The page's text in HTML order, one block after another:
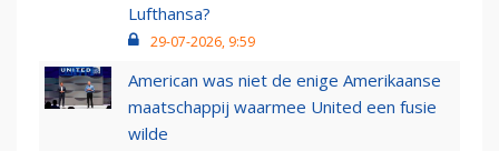
Lufthansa?
29-07-2026, 9:59
American was niet de enige Amerikaanse
maatschappij waarmee United een fusie
wilde